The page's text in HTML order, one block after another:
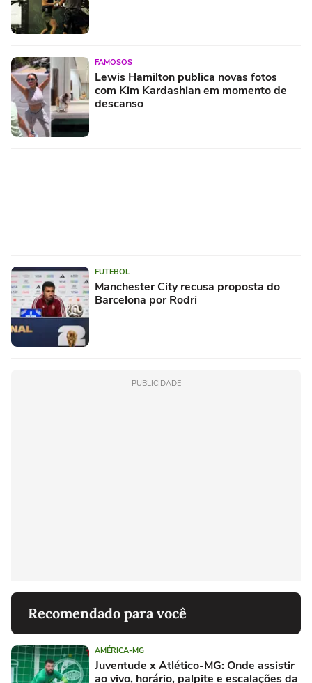
FAMOSOS
Lewis Hamilton publica novas fotos
com Kim Kardashian em momento de
descanso
FUTEBOL
Manchester City recusa proposta do
Barcelona por Rodri
PUBLICIDADE
Recomendado para você
AMÉRICA-MG
Juventude x Atlético-MG: Onde assistir
ao vivo, horário, palpite e escalações da